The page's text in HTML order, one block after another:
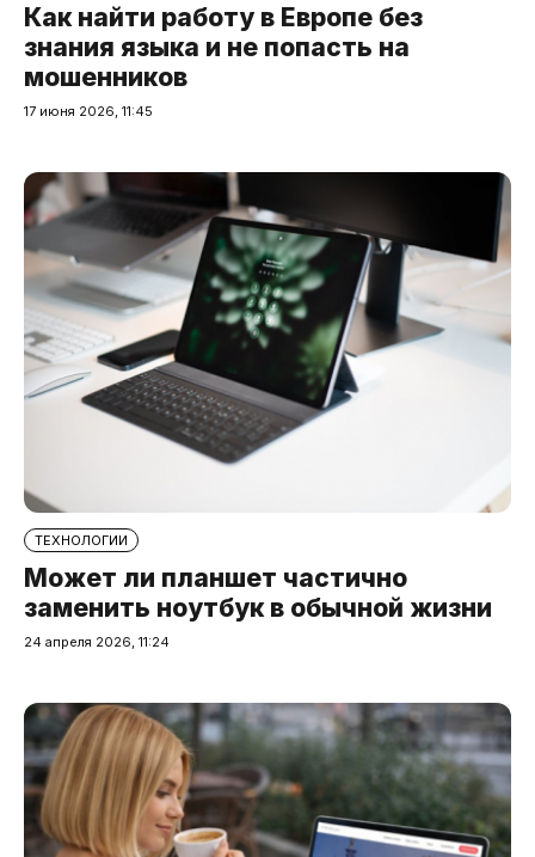
Как найти работу в Европе без
знания языка и не попасть на
мошенников
17 июня 2026, 11:45
ТЕХНОЛОГИИ
Может ли планшет частично
заменить ноутбук в обычной жизни
24 апреля 2026, 11:24